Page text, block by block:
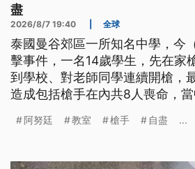
盡
2026/8/7 19:40 全球
泰國曼谷郊區一所知名中學，今
擊事件，一名14歲學生，先在家
到學校、對老師同學連續開槍，
造成包括槍手在內共8人喪命，
阿努廷 教室 槍手 自盡 ...